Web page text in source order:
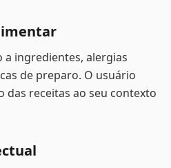
a ingredientes, alergias
de preparo. O usuário
das receitas ao seu contexto